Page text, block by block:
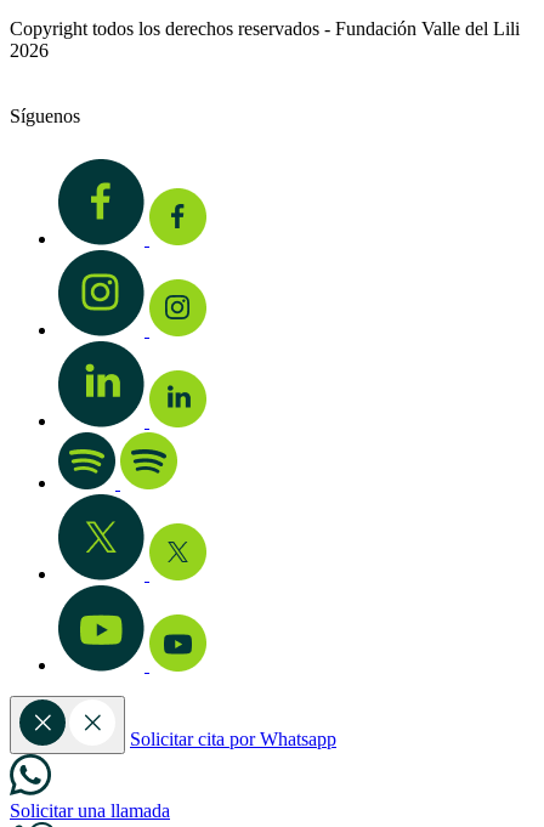
Copyright todos los derechos reservados - Fundación Valle del Lili
2026
Síguenos
Solicitar cita por Whatsapp
Solicitar una llamada